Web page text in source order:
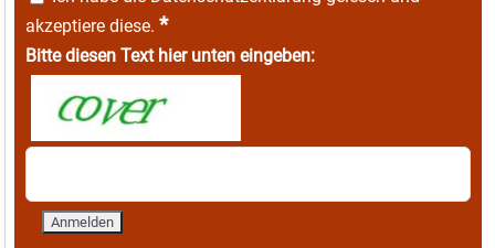
akzeptiere diese. *
Bitte diesen Text hier unten eingeben: